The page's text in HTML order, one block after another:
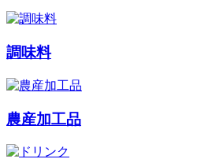
調味料
農産加工品